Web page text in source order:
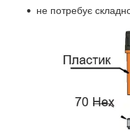
не потребує